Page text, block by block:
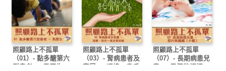
照顧路上不孤單
（01）- 黏多醣第六
型患者 — 馬歷生
照顧路上不孤單
（03）- 腎病患者及
家屬 — 馮褘、吳氏
照顧路上不孤單
（07）- 長期病患兒
童 — 思恆的媽媽